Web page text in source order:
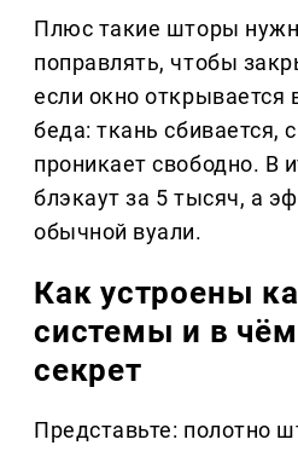
Плюс такие шторы
поправлять, чтобы
если окно открывается
беда: ткань сбивается,
проникает свободно. В
блэкаут за 5 тысяч, а
обычной вуали.
Как устроены
системы и в
секрет
Представьте: полотно